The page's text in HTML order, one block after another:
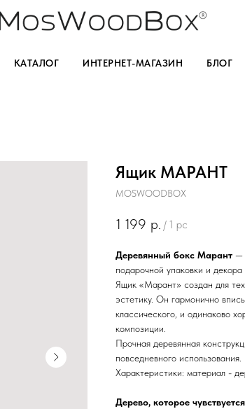
КАТАЛОГ ИНТЕРНЕТ-МАГАЗИН БЛОГ
Ящик МАРАНТ
MOSWOODBOX
1 199 р. / 1 pc
Деревянный бокс Марант —
подарочной упаковки и декора
Ящик «Марант» создан для
эстетику. Он гармонично
классического, и одинаково
композиции.
Прочная деревянная
повседневного использования.
Характеристики: материал -
Дерево, которое